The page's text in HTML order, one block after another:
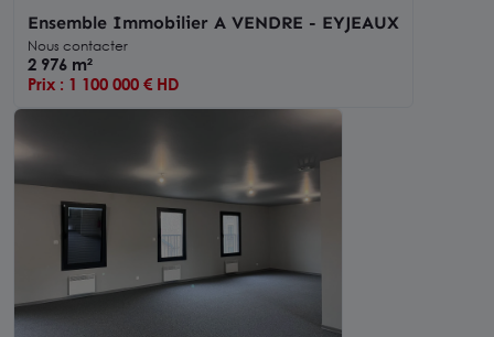
Ensemble Immobilier A VENDRE - EYJEAUX
Nous contacter
2 976 m²
Prix : 1 100 000 € HD